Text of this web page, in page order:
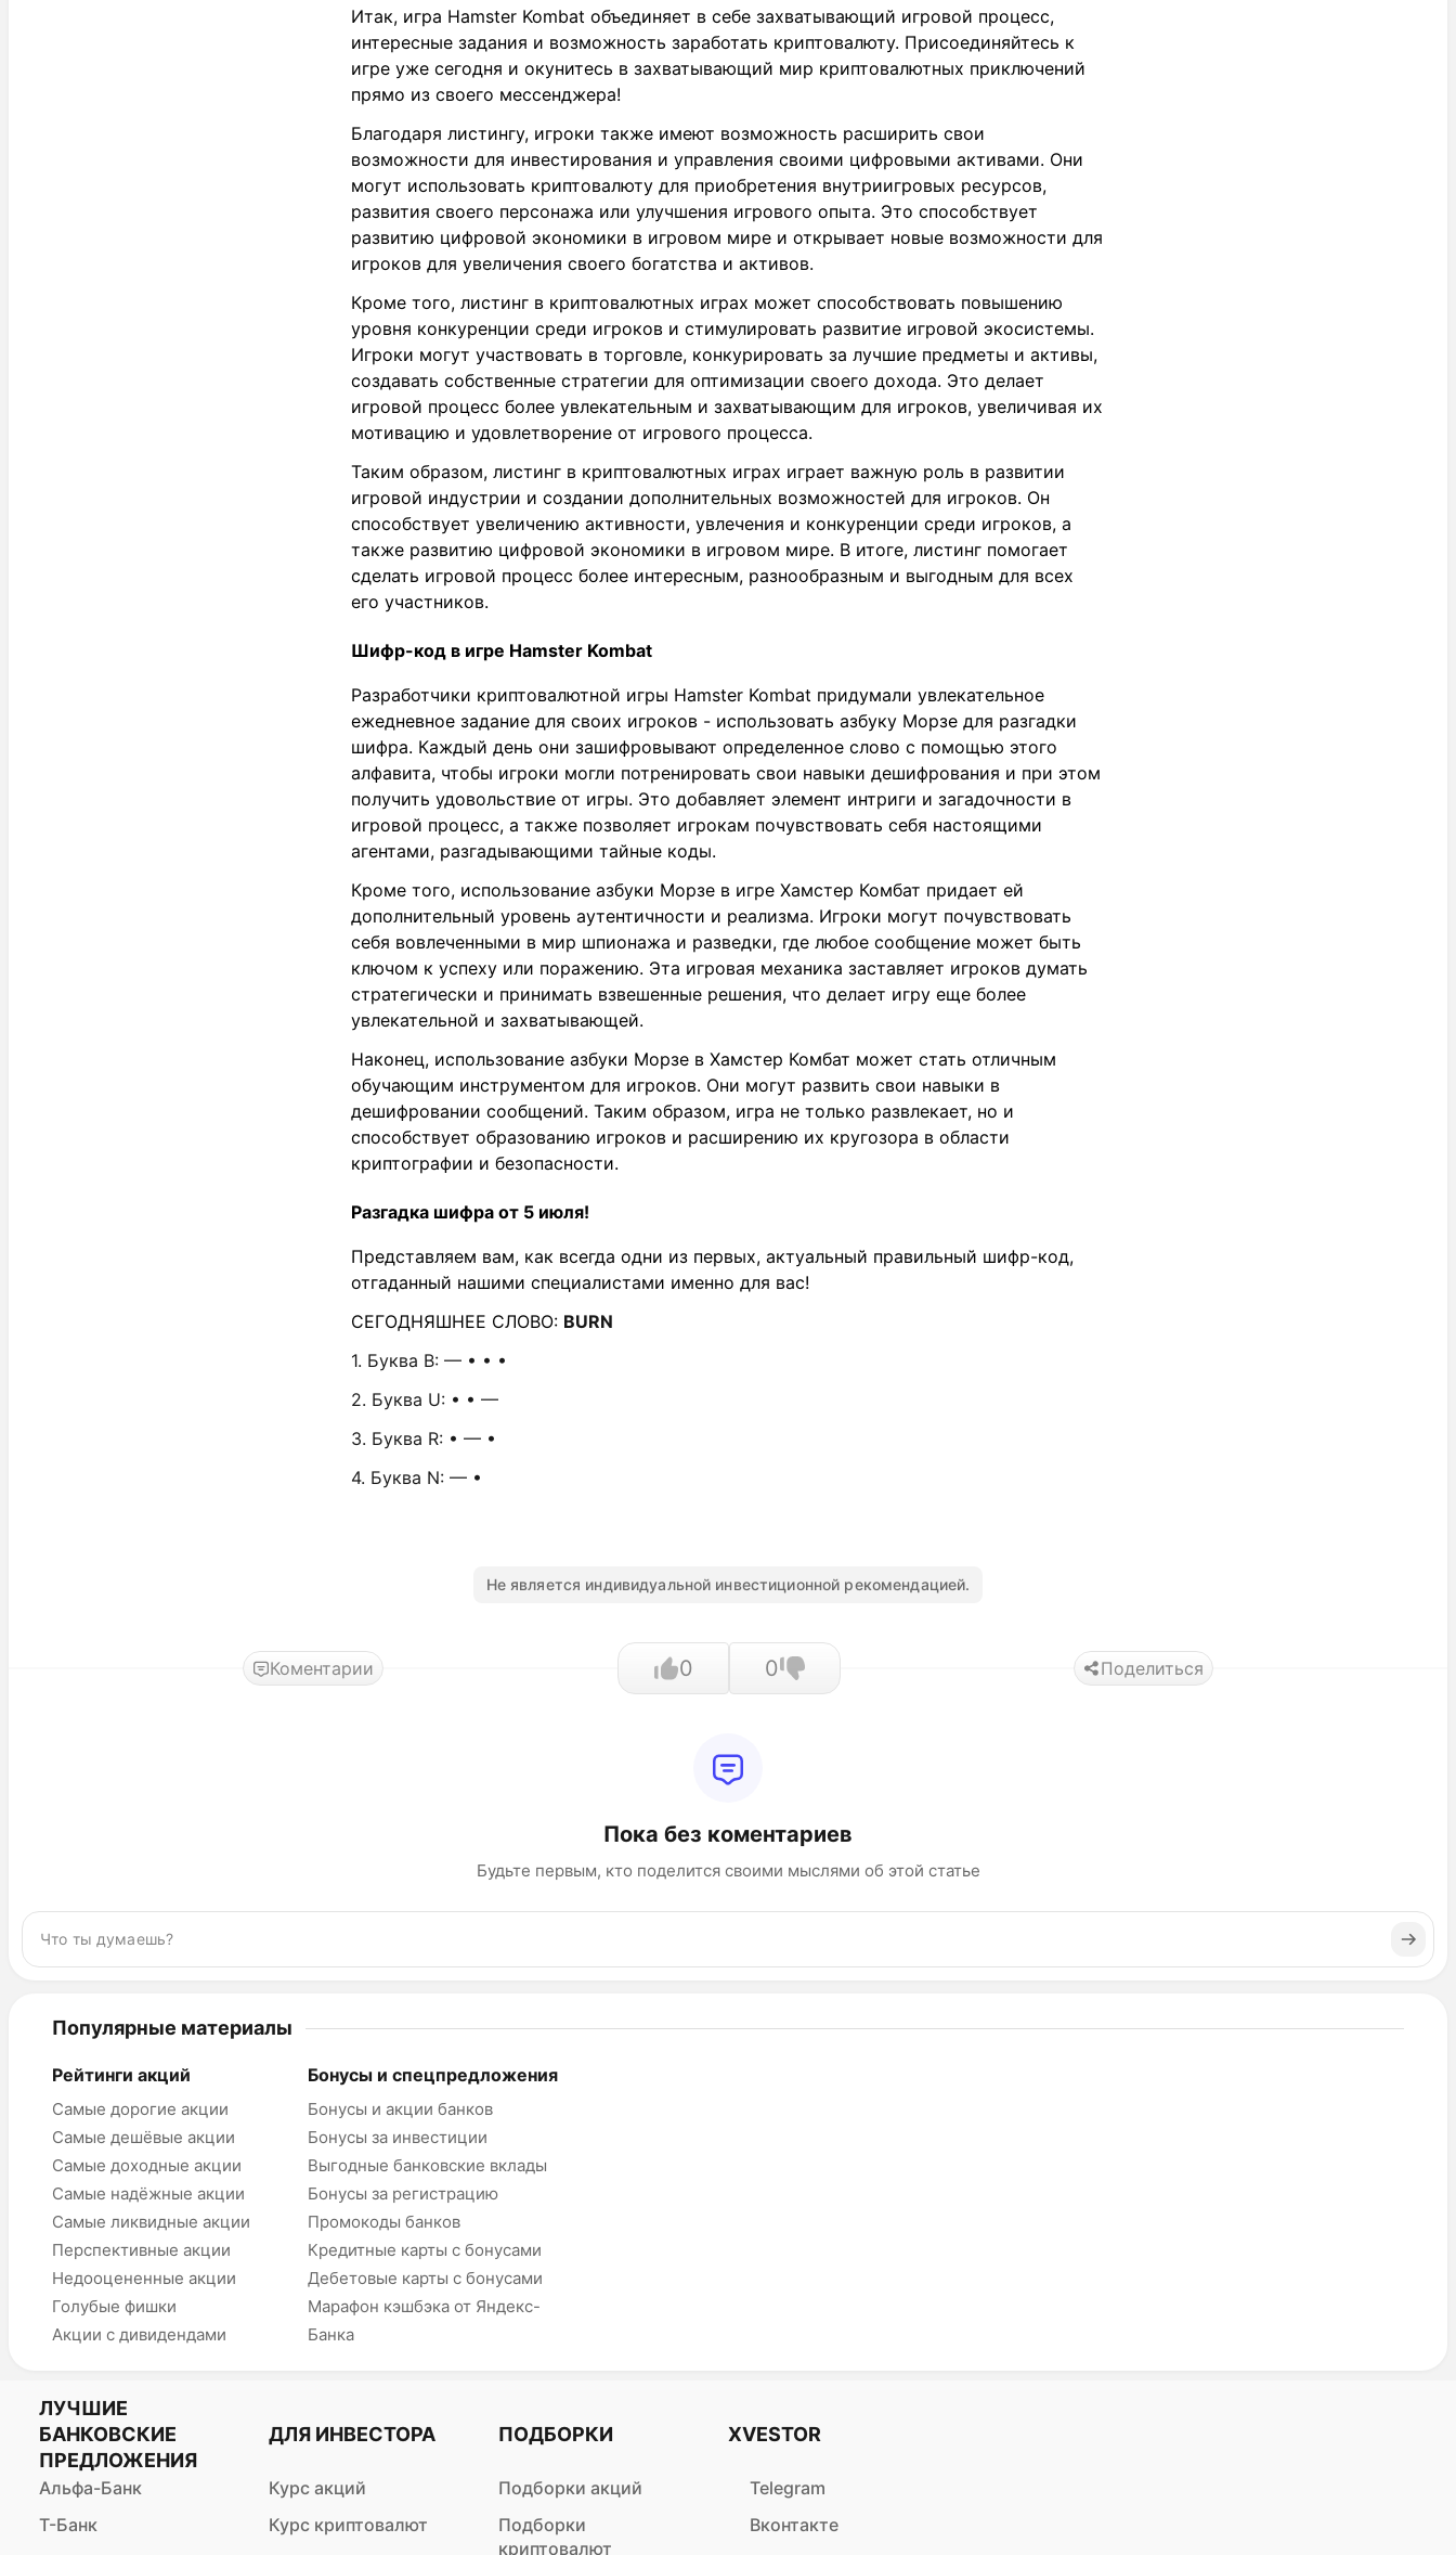
Итак, игра Hamster Kombat объединяет в себе захватывающий игровой процесс,
интересные задания и возможность заработать криптовалюту. Присоединяйтесь к
игре уже сегодня и окунитесь в захватывающий мир криптовалютных приключений
прямо из своего мессенджера!
Благодаря листингу, игроки также имеют возможность расширить свои
возможности для инвестирования и управления своими цифровыми активами. Они
могут использовать криптовалюту для приобретения внутриигровых ресурсов,
развития своего персонажа или улучшения игрового опыта. Это способствует
развитию цифровой экономики в игровом мире и открывает новые возможности для
игроков для увеличения своего богатства и активов.
Кроме того, листинг в криптовалютных играх может способствовать повышению
уровня конкуренции среди игроков и стимулировать развитие игровой экосистемы.
Игроки могут участвовать в торговле, конкурировать за лучшие предметы и активы,
создавать собственные стратегии для оптимизации своего дохода. Это делает
игровой процесс более увлекательным и захватывающим для игроков, увеличивая их
мотивацию и удовлетворение от игрового процесса.
Таким образом, листинг в криптовалютных играх играет важную роль в развитии
игровой индустрии и создании дополнительных возможностей для игроков. Он
способствует увеличению активности, увлечения и конкуренции среди игроков, а
также развитию цифровой экономики в игровом мире. В итоге, листинг помогает
сделать игровой процесс более интересным, разнообразным и выгодным для всех
его участников.
Шифр-код в игре Hamster Kombat
Разработчики криптовалютной игры Hamster Kombat придумали увлекательное
ежедневное задание для своих игроков - использовать азбуку Морзе для разгадки
шифра. Каждый день они зашифровывают определенное слово с помощью этого
алфавита, чтобы игроки могли потренировать свои навыки дешифрования и при этом
получить удовольствие от игры. Это добавляет элемент интриги и загадочности в
игровой процесс, а также позволяет игрокам почувствовать себя настоящими
агентами, разгадывающими тайные коды.
Кроме того, использование азбуки Морзе в игре Хамстер Комбат придает ей
дополнительный уровень аутентичности и реализма. Игроки могут почувствовать
себя вовлеченными в мир шпионажа и разведки, где любое сообщение может быть
ключом к успеху или поражению. Эта игровая механика заставляет игроков думать
стратегически и принимать взвешенные решения, что делает игру еще более
увлекательной и захватывающей.
Наконец, использование азбуки Морзе в Хамстер Комбат может стать отличным
обучающим инструментом для игроков. Они могут развить свои навыки в
дешифровании сообщений. Таким образом, игра не только развлекает, но и
способствует образованию игроков и расширению их кругозора в области
криптографии и безопасности.
Разгадка шифра от 5 июля!
Представляем вам, как всегда одни из первых, актуальный правильный шифр-код,
отгаданный нашими специалистами именно для вас!
СЕГОДНЯШНЕЕ СЛОВО: BURN
1. Буква B: — • • •
2. Буква U: • • —
3. Буква R: • — •
4. Буква N: — •
Не является индивидуальной инвестиционной рекомендацией.
Коментарии 0 0 Поделиться
Пока без коментариев
Будьте первым, кто поделится своими мыслями об этой статье
Популярные материалы
Рейтинги акций
Самые дорогие акции
Самые дешёвые акции
Самые доходные акции
Самые надёжные акции
Самые ликвидные акции
Перспективные акции
Недооцененные акции
Голубые фишки
Акции с дивидендами
Бонусы и спецпредложения
Бонусы и акции банков
Бонусы за инвестиции
Выгодные банковские вклады
Бонусы за регистрацию
Промокоды банков
Кредитные карты с бонусами
Дебетовые карты с бонусами
Марафон кэшбэка от Яндекс-
Банка
ЛУЧШИЕ
БАНКОВСКИЕ
ПРЕДЛОЖЕНИЯ
Альфа-Банк
Т-Банк
ДЛЯ ИНВЕСТОРА
Курс акций
Курс криптовалют
ПОДБОРКИ
Подборки акций
Подборки
криптовалют
XVESTOR
Telegram
Вконтакте